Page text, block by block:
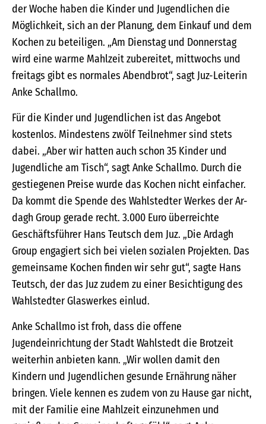
der Woche haben die Kinder und Jugendlichen die
Möglichkeit, sich an der Planung, dem Einkauf und dem
Kochen zu beteiligen. „Am Dienstag und Donnerstag
wird eine warme Mahlzeit zubereitet, mittwochs und
freitags gibt es normales Abendbrot“, sagt Juz-Leiterin
Anke Schallmo.
Für die Kinder und Jugendlichen ist das Angebot
kostenlos. Mindestens zwölf Teilnehmer sind stets
dabei. „Aber wir hatten auch schon 35 Kinder und
Jugendliche am Tisch“, sagt Anke Schallmo. Durch die
gestiegenen Preise wurde das Kochen nicht einfacher.
Da kommt die Spende des Wahlstedter Werkes der Ar-
dagh Group gerade recht. 3.000 Euro überreichte
Geschäftsführer Hans Teutsch dem Juz. „Die Ardagh
Group engagiert sich bei vielen sozialen Projekten. Das
gemeinsame Kochen finden wir sehr gut“, sagte Hans
Teutsch, der das Juz zudem zu einer Besichtigung des
Wahlstedter Glaswerkes einlud.
Anke Schallmo ist froh, dass die offene
Jugendeinrichtung der Stadt Wahlstedt die Brotzeit
weiterhin anbieten kann. „Wir wollen damit den
Kindern und Jugendlichen gesunde Ernährung näher
bringen. Viele kennen es zudem von zu Hause gar nicht,
mit der Familie eine Mahlzeit einzunehmen und